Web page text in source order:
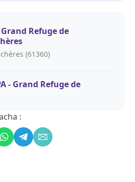
Grand Refuge de
(61360)
- Grand Refuge de
: